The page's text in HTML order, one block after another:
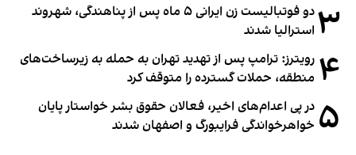
۳
دو فوتبالیست زن ایرانی ۵ ماه پس از پناهندگی، شهروند
استرالیا شدند
۴ رویترز: ترامپ پس از تهدید تهران به حمله به زیرساخت‌های
منطقه، حملات گسترده را متوقف کرد
۵ در پی اعدام‌های اخیر، فعالان حقوق بشر خواستار پایان
خواهرخواندگی فرایبورگ و اصفهان شدند